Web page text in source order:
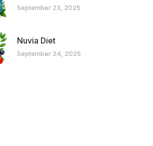
September 23, 2025
Nuvia Diet
September 24, 2025